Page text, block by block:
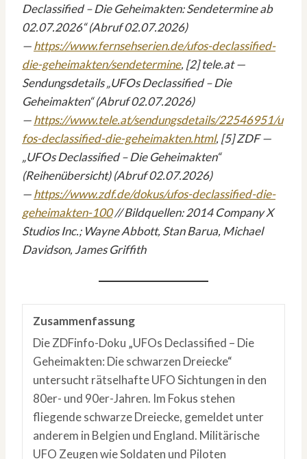
Declassified – Die Geheimakten: Sendetermine ab
02.07.2026“ (Abruf 02.07.2026)
—https://www.fernsehserien.de/ufos-declassified-
die-geheimakten/sendetermine, [2] tele.at —
Sendungsdetails „UFOs Declassified – Die
Geheimakten“ (Abruf 02.07.2026)
—https://www.tele.at/sendungsdetails/22546951/u
fos-declassified-die-geheimakten.html, [5] ZDF —
„UFOs Declassified – Die Geheimakten“
(Reihenübersicht) (Abruf 02.07.2026)
—https://www.zdf.de/dokus/ufos-declassified-die-
geheimakten-100// Bildquellen: 2014 Company X
Studios Inc.; Wayne Abbott, Stan Barua, Michael
Davidson, James Griffith
Zusammenfassung
Die ZDFinfo-Doku „UFOs Declassified – Die
Geheimakten: Die schwarzen Dreiecke“
untersucht rätselhafte UFO Sichtungen in den
80er- und 90er-Jahren. Im Fokus stehen
fliegende schwarze Dreiecke, gemeldet unter
anderem in Belgien und England. Militärische
UFO Zeugen wie Soldaten und Piloten